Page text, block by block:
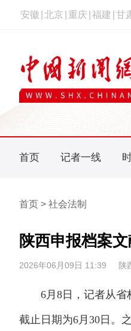
安徽 北京 重庆 福建 甘
首页 记者一线
首页 > 社会法制
陕西申报档案
2026年06月09日 11:39 陕
6月8日，记者从省档
截止日期为6月30日。